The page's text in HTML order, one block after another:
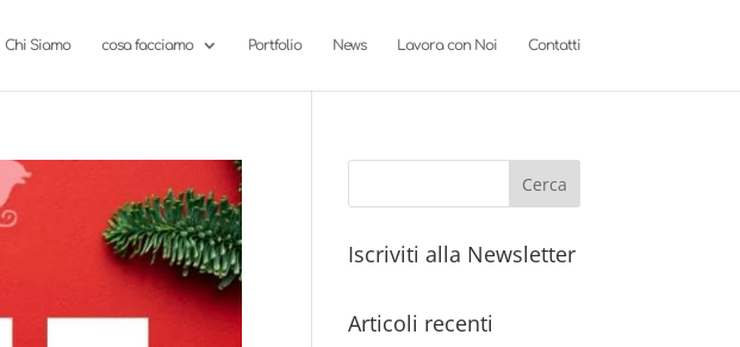
Chi Siamo cosa facciamo Portfolio News Lavora con Noi Contatti
Iscriviti alla Newsletter
Articoli recenti